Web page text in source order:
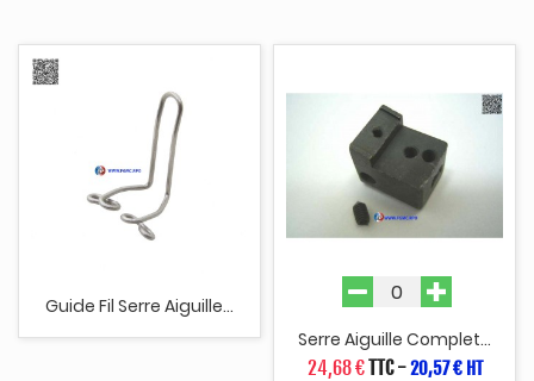
Guide Fil Serre Aiguille...
Serre Aiguille Complet...
24,68 €TTC-20,57 € HT